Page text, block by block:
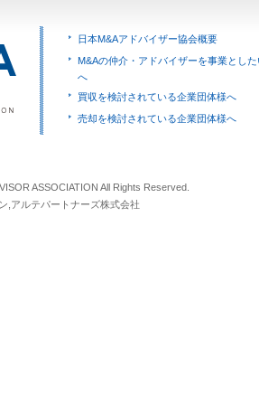
日本M&Aアドバイザー協会概要
M&Aの仲介・アドバイザーを事業とし
へ
買収を検討されている企業団体様へ
売却を検討されている企業団体様へ
ASSOCIATION All Rights Reserved.
アルテパートナーズ株式会社